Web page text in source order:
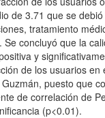
de 3.71 que se
tratamiento
Se concluyó que la
y
de los usuarios en
puesto que
de correlación de
(p<0.01).